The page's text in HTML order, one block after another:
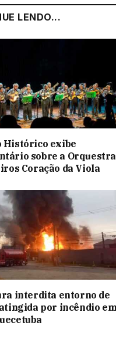
LENDO...
Histórico exibe
sobre a Orquestra
Coração da Viola
interdita entorno de
por incêndio em